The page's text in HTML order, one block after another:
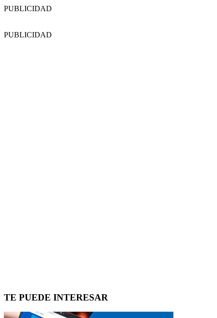
PUBLICIDAD
PUBLICIDAD
TE PUEDE INTERESAR